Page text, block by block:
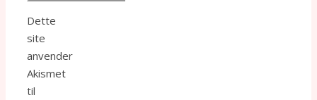
Dette
site
anvender
Akismet
til